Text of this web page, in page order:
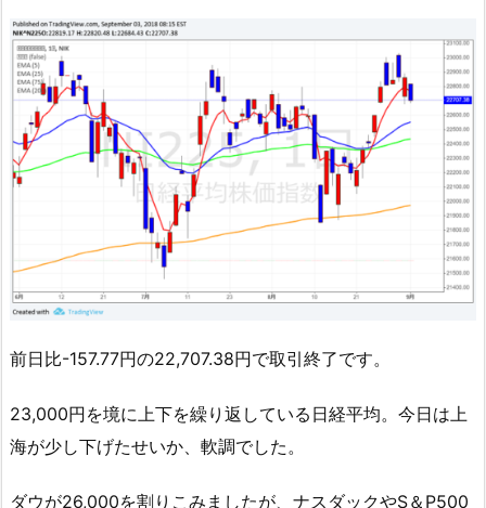
前日比-157.77円の22,707.38円で取引終了です。
23,000円を境に上下を繰り返している日経平均。今日は上
海が少し下げたせいか、軟調でした。
ダウが26,000を割りこみましたが、ナスダックやS＆P500